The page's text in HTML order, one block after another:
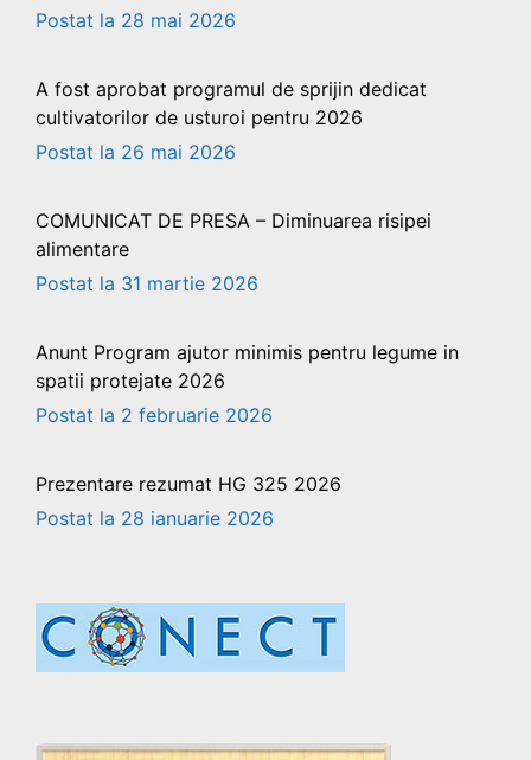
28 mai 2026
A fost aprobat programul de sprijin dedicat
cultivatorilor de usturoi pentru 2026
26 mai 2026
COMUNICAT DE PRESA – Diminuarea risipei
alimentare
31 martie 2026
Anunt Program ajutor minimis pentru legume in
spatii protejate 2026
2 februarie 2026
Prezentare rezumat HG 325 2026
28 ianuarie 2026